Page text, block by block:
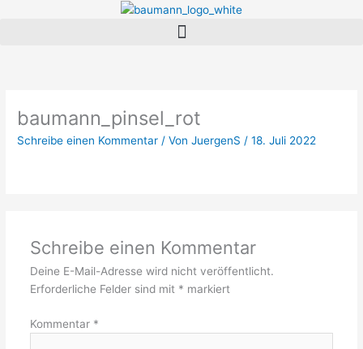
Menü
baumann_pinsel_rot
Schreibe einen Kommentar / VonJuergenS/18. Juli 2022
Schreibe einen Kommentar
Deine E-Mail-Adresse wird nicht veröffentlicht.
Erforderliche Felder sind mit * markiert
Kommentar *